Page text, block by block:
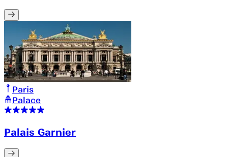
Paris
Palace
Palais Garnier